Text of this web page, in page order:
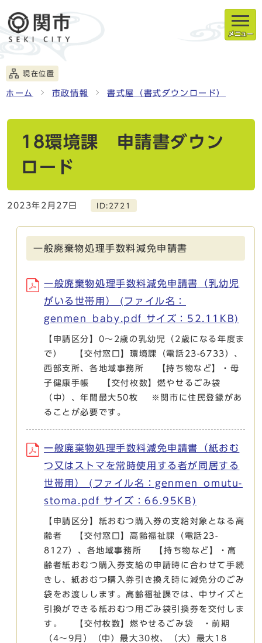
メニュー
現在位置
ホーム 市政情報 書式屋（書式ダウンロード）
18環境課 申請書ダウン
ロード
2023年2月27日 ID:2721
一般廃棄物処理手数料減免申請書
一般廃棄物処理手数料減免申請書（乳幼児
がいる世帯用） (ファイル名：
genmen_baby.pdf サイズ：52.11KB)
【申請区分】0～2歳の乳幼児（2歳になる年度ま
で） 【交付窓口】環境課（電話23-6733）、
西部支所、各地域事務所 【持ち物など】・母
子健康手帳 【交付枚数】燃やせるごみ袋
（中）、年間最大50枚 ※関市に住民登録があ
ることが必要です。
一般廃棄物処理手数料減免申請書（紙おむ
つ又はストマを常時使用する者が同居する
世帯用） (ファイル名：genmen_omutu-
stoma.pdf サイズ：66.95KB)
【申請区分】紙おむつ購入券の支給対象となる高
齢者 【交付窓口】高齢福祉課（電話23-
8127）、各地域事務所 【持ち物など】・高
齢者紙おむつ購入券支給の申請時に合わせて手続
きし、紙おむつ購入券引き換え時に減免分のごみ
袋をお渡しします。高齢福祉課では、中サイズと
引換ができる紙おむつ用ごみ袋引換券を交付しま
す。 【交付枚数】燃やせるごみ袋 ・前期
（4～9月）（中）最大30枚、（大）最大18